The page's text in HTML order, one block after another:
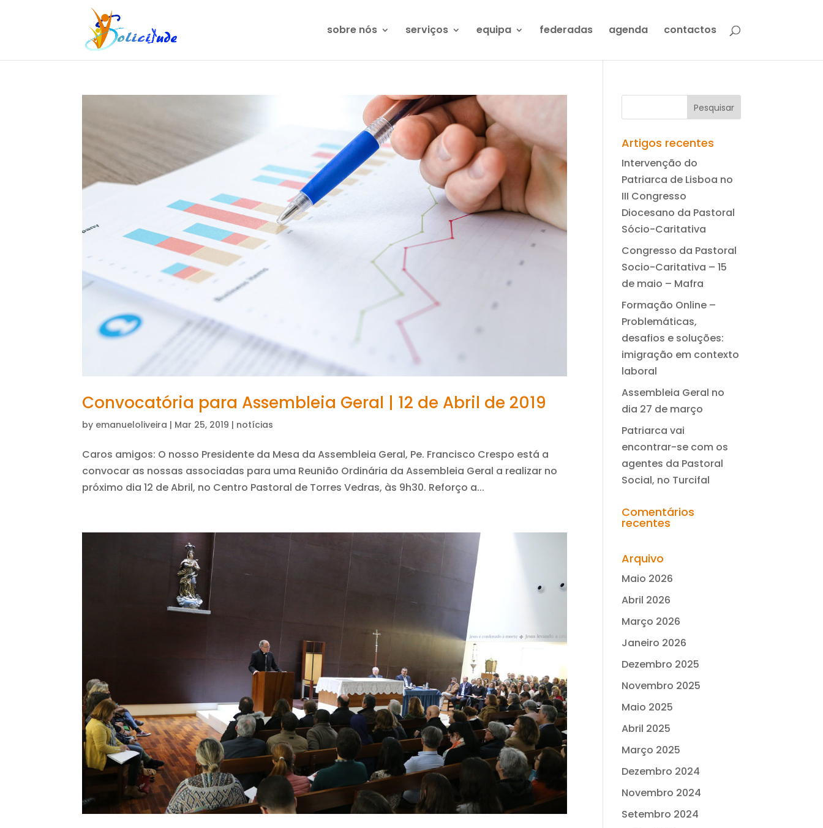
sobre nós serviços equipa federadas agenda contactos
Convocatória para Assembleia Geral | 12 de Abril de 2019
by emanueloliveira | Mar 25, 2019 | notícias
Caros amigos: O nosso Presidente da Mesa da Assembleia Geral, Pe. Francisco Crespo está a
convocar as nossas associadas para uma Reunião Ordinária da Assembleia Geral a realizar no
próximo dia 12 de Abril, no Centro Pastoral de Torres Vedras, às 9h30. Reforço a...
Artigos recentes
Intervenção do
Patriarca de Lisboa no
III Congresso
Diocesano da Pastoral
Sócio-Caritativa
Congresso da Pastoral
Socio-Caritativa – 15
de maio – Mafra
Formação Online –
Problemáticas,
desafios e soluções:
imigração em contexto
laboral
Assembleia Geral no
dia 27 de março
Patriarca vai
encontrar-se com os
agentes da Pastoral
Social, no Turcifal
Comentários
recentes
Arquivo
Maio 2026
Abril 2026
Março 2026
Janeiro 2026
Dezembro 2025
Novembro 2025
Maio 2025
Abril 2025
Março 2025
Dezembro 2024
Novembro 2024
Setembro 2024